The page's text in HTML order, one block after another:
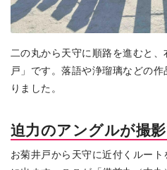
二の丸から天守に順路を進むと
戸」です。落語や浄瑠璃などの
りました。
迫力のアングルが撮影
お菊井戸から天守に近付くルー